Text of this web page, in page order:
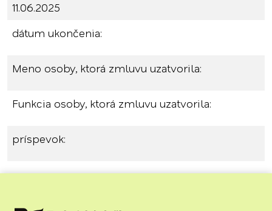
11.06.2025
dátum ukončenia:
Meno osoby, ktorá zmluvu uzatvorila:
Funkcia osoby, ktorá zmluvu uzatvorila:
príspevok: